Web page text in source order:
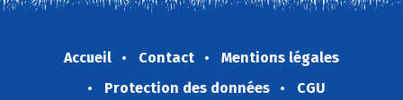
Accueil Contact
Mentions légales
Protection des données
CGU